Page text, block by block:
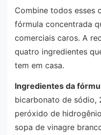
Combine todos esses
fórmula concentrada
comerciais caros. A
quatro ingredientes
tem em casa.
Ingredientes da
bicarbonato de sódio,
peróxido de
sopa de vinagre